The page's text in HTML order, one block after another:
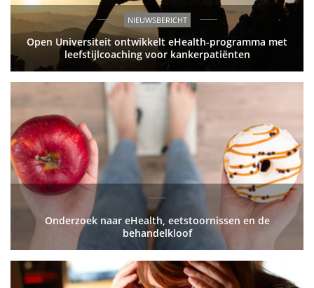
NIEUWSBERICHT
Open Universiteit ontwikkelt eHealth-programma met
leefstijlcoaching voor kankerpatiënten
Onderzoek naar eHealth, eetstoornissen en de
behandelkloof